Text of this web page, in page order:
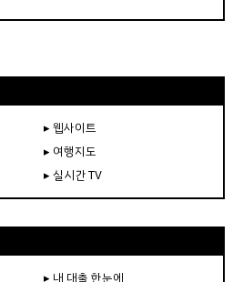
▸ 웹사이트
▸ 여행지도
▸ 실시간 TV
▸ 내 대출 한눈에